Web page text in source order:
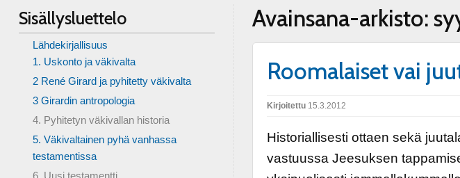
Avainsana-arkisto:
Roomalaiset vai
Kirjoitettu15.3.2012
Historiallisesti ottaen sekä
vastuussa Jeesuksen
Sisällysluettelo
Lähdekirjallisuus
1. Uskonto ja väkivalta
2 René Girard ja pyhitetty väkivalta
3 Girardin antropologia
4. Pyhitetyn väkivallan historia
5. Väkivaltainen pyhä vanhassa
testamentissa
6. Uusi testamentti